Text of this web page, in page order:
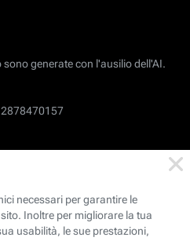
sono generate con l'ausilio dell'AI.